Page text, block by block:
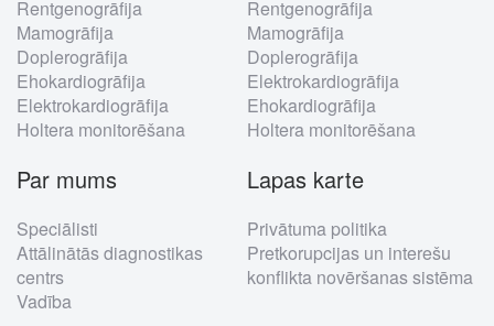
Rentgenogrāfija
Mamogrāfija
Doplerogrāfija
Ehokardiogrāfija
Elektrokardiogrāfija
Holtera monitorēšana
Rentgenogrāfija
Mamogrāfija
Doplerogrāfija
Elektrokardiogrāfija
Ehokardiogrāfija
Holtera monitorēšana
Par mums
Speciālisti
Attālinātās diagnostikas
centrs
Vadība
Lapas karte
Privātuma politika
Pretkorupcijas un interešu
konflikta novēršanas sistēma